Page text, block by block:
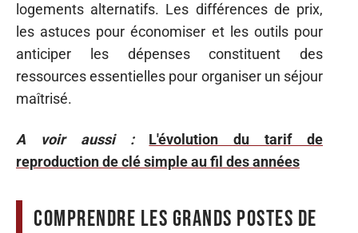
logements alternatifs. Les différences de prix,
les astuces pour économiser et les outils pour
anticiper les dépenses constituent des
ressources essentielles pour organiser un séjour
maîtrisé.
A voir aussi :
L'évolution du tarif de
reproduction de clé simple au fil des années
Comprendre les grands postes de